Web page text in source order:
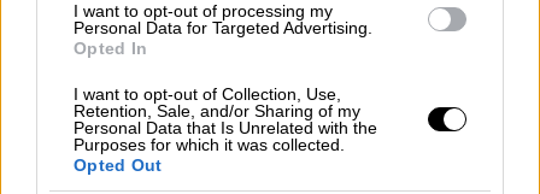
I want to opt-out of processing my
Personal Data for Targeted Advertising.
Opted In
I want to opt-out of Collection, Use,
Retention, Sale, and/or Sharing of my
Personal Data that Is Unrelated with the
Purposes for which it was collected.
Opted Out
Πλήρης κάλυψη εξόδων μετακίνησης
(μετάβασης και επιστροφής)
Πλήρης κάλυψη εξόδων διαμονής
Ημερήσια αποζημίωση εκτός έδρας
Τα πρόσθετα κίνητρα